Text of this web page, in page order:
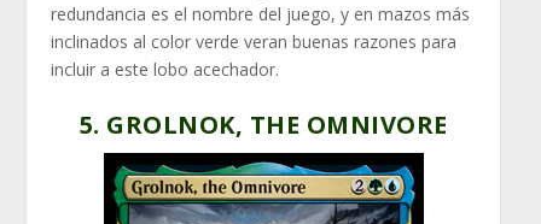
redundancia es el nombre del juego, y en mazos más
inclinados al color verde veran buenas razones para
incluir a este lobo acechador.
5. GROLNOK, THE OMNIVORE